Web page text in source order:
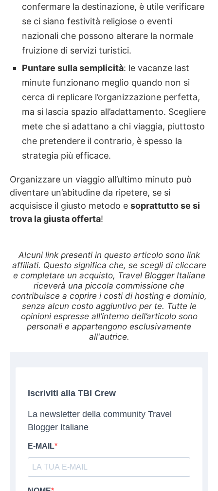
confermare la destinazione, è utile verificare
se ci siano festività religiose o eventi
nazionali che possono alterare la normale
fruizione di servizi turistici.
Puntare sulla semplicità: le vacanze last
minute funzionano meglio quando non si
cerca di replicare l’organizzazione perfetta,
ma si lascia spazio all’adattamento. Scegliere
mete che si adattano a chi viaggia, piuttosto
che pretendere il contrario, è spesso la
strategia più efficace.
Organizzare un viaggio all’ultimo minuto può
diventare un’abitudine da ripetere, se si
acquisisce il giusto metodo e soprattutto se si
trova la giusta offerta!
Alcuni link presenti in questo articolo sono link
affiliati. Questo significa che, se scegli di cliccare
e completare un acquisto, Travel Blogger Italiane
riceverà una piccola commissione che
contribuisce a coprire i costi di hosting e dominio,
senza alcun costo aggiuntivo per te. Tutte le
opinioni espresse all’interno dell’articolo sono
personali e appartengono esclusivamente
all'autrice.
Iscriviti alla TBI Crew
La newsletter della community Travel
Blogger Italiane
E-MAIL